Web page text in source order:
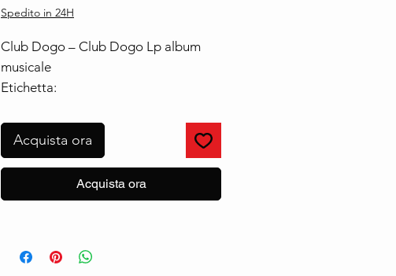
Spedito in 24H
Club Dogo ‎– Club Dogo Lp album
musicale
Etichetta:
Universal Music Group ‎–
0602465002966
Formato:
Uscita:
Acquista ora
Acquista ora